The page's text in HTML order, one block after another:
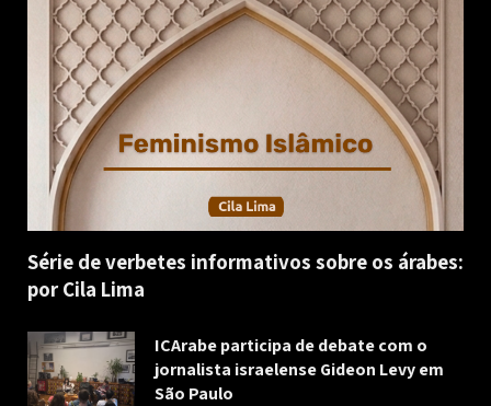
Série de verbetes informativos sobre os árabes:
por Cila Lima
ICArabe participa de debate com o
jornalista israelense Gideon Levy em
São Paulo